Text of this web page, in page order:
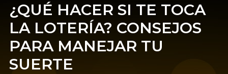
¿QUÉ HACER SI TE TOCA
LA LOTERÍA? CONSEJOS
PARA MANEJAR TU
SUERTE